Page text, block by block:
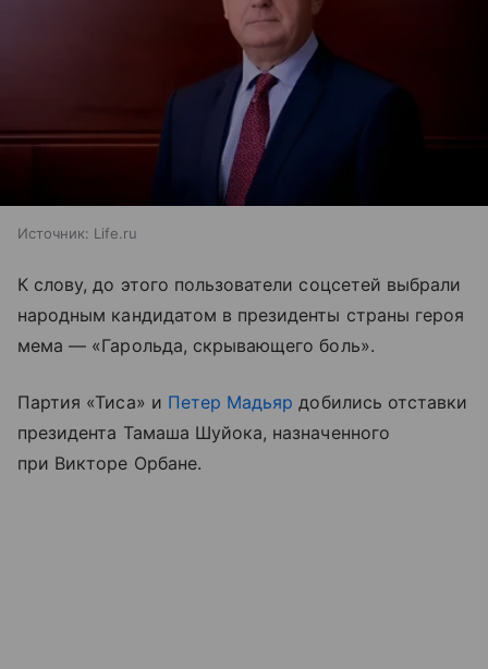
Источник: Life.ru
К слову, до этого пользователи соцсетей выбрали
народным кандидатом в президенты страны героя
мема — «Гарольда, скрывающего боль».
Партия «Тиса» и Петер Мадьяр добились отставки
президента Тамаша Шуйока, назначенного
при Викторе Орбане.